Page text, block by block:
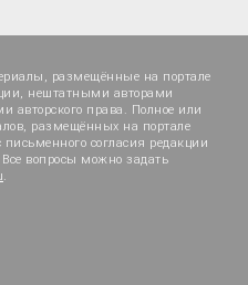
размещённые на портале
нештатными авторами
авторского права. Полное или
размещённых на портале
письменного согласия редакции
вопросы можно задать
.